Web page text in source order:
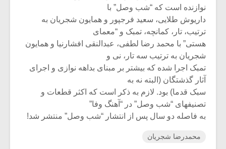
نوازنده است که “شب وصل” با
داریوش طلایی، سعید فرجپور و همایون شجریان به
ترتیب، تار، کمانچه، تمبک و “معمای
هستی” با محمد رضا لطفی، عبدالنقی افشارنیا و همایون
شجریان به ترتیب سه تار، نی و
تمبک اجرا شده که بیشتر بر مبنای بداهه نوازی و اجرای
آثار گذشتگان (البته نه به
سبک قدما) بود. لازم به ذکر است که اکثر قطعات و
تصنیفهای “شب وصل” در “آهنگ وفا”
به فاصله دو سال پس از انتشار “شب وصل” منتشر شد!
محمدرضا شجریان